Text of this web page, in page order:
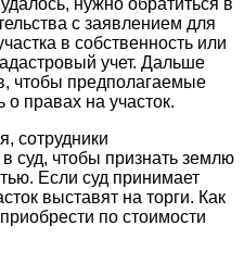
нужно обратиться в
с заявлением для
в собственность или
учет. Дальше
чтобы предполагаемые
о правах на участок.
сотрудники
суд, чтобы признать землю
Если суд принимает
выставят на торги. Как
по стоимости